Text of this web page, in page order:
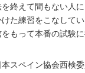
終えて間もない人
た練習をこなして
もって本番の試験
スペイン協会西検